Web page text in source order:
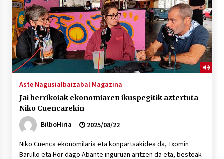
Aste NagusiaIbaizabal Magazina
Jai herrikoiak ekonomiaren ikuspegitik aztertuta
Niko Cuencarekin
BilboHiria
2025/08/22
Niko Cuenca ekonomilaria eta konpartsakidea da, Txomin
Barullo eta Hor dago Abante inguruan aritzen da eta, besteak